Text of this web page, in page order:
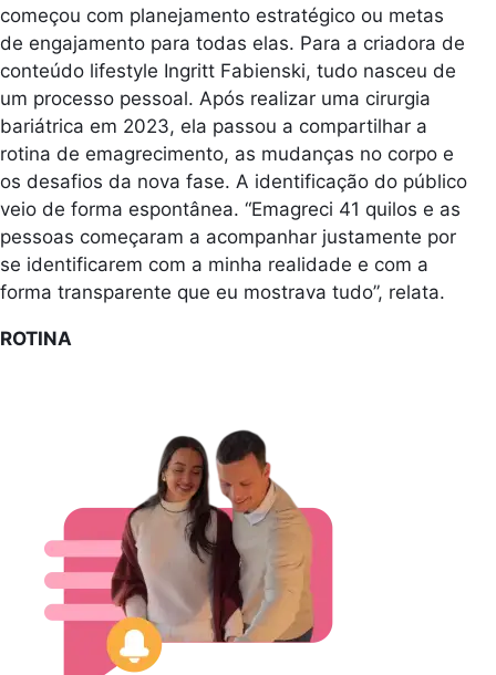
começou com planejamento estratégico ou metas
de engajamento para todas elas. Para a criadora de
conteúdo lifestyle Ingritt Fabienski, tudo nasceu de
um processo pessoal. Após realizar uma cirurgia
bariátrica em 2023, ela passou a compartilhar a
rotina de emagrecimento, as mudanças no corpo e
os desafios da nova fase. A identificação do público
veio de forma espontânea. “Emagreci 41 quilos e as
pessoas começaram a acompanhar justamente por
se identificarem com a minha realidade e com a
forma transparente que eu mostrava tudo”, relata.
ROTINA